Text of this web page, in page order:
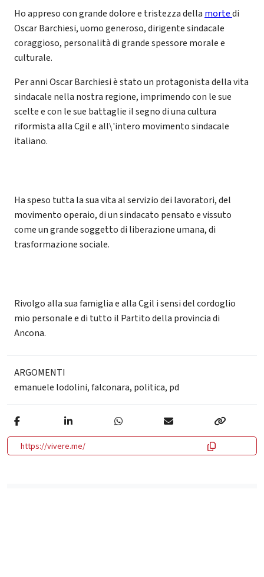
Ho appreso con grande dolore e tristezza della mortedi
Oscar Barchiesi, uomo generoso, dirigente sindacale
coraggioso, personalità di grande spessore morale e
culturale.
Per anni Oscar Barchiesi è stato un protagonista della vita
sindacale nella nostra regione, imprimendo con le sue
scelte e con le sue battaglie il segno di una cultura
riformista alla Cgil e all\'intero movimento sindacale
italiano.
Ha speso tutta la sua vita al servizio dei lavoratori, del
movimento operaio, di un sindacato pensato e vissuto
come un grande soggetto di liberazione umana, di
trasformazione sociale.
Rivolgo alla sua famiglia e alla Cgil i sensi del cordoglio
mio personale e di tutto il Partito della provincia di
Ancona.
ARGOMENTI
emanuele lodolini,falconara, politica, pd
https://vivere.me/